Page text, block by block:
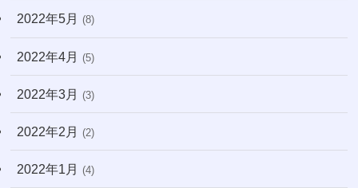
2022年5月 (8)
2022年4月 (5)
2022年3月 (3)
2022年2月 (2)
2022年1月 (4)